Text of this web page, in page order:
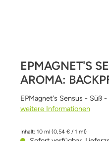
EPMAGNET'S
ROMA:
EPMagnet's Sensus - Süß
weitere Informationen
Inhalt: 10 ml (0,54 € / 1 ml)